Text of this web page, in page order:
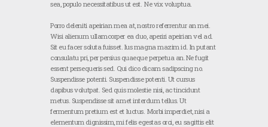
sea, populo necessitatibus ut est. Ne vix voluptua.
Porro deleniti apeirian mea at, nostro referrentur an mei.
Wisi alienum ullamcorper ea duo, aperiri apeirian vel ad.
Sit eu facer soluta fuisset. Ius magna mazim id. In putant
consulatu pri, per persius quaeque perpetua an.Ne fugit
essent persequeris sed. Qui dico dicam sadipscing no.
Suspendisse potenti. Suspendisse potenti. Ut cursus
dapibus volutpat. Sed quis molestie nisi, ac tincidunt
metus. Suspendisse sit amet interdum tellus. Ut
fermentum pretium est et luctus. Morbi imperdiet, nisi a
elementum dignissim, mi felis egestas orci, eu sagittis elit